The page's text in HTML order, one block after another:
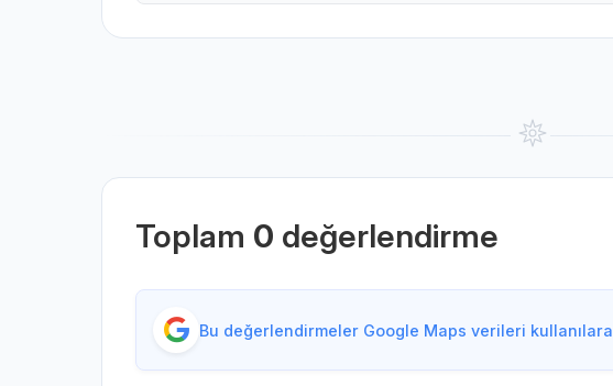
Toplam 0 değerlendirme
Bu değerlendirmeler Google Maps verileri